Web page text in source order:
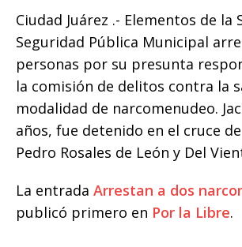
e
b
o
o
k
te
r
l s
A
p
p
y
Li
n
k
p
ar
ti
r
Ciudad Juárez .- Elementos de la
Seguridad Pública Municipal
personas por su presunta
la comisión de delitos contra la
modalidad de narcomenudeo.
años, fue detenido en el cruce
Pedro Rosales de León y Del
La entrada Arrestan a dos
publicó primero en Por la Libre.